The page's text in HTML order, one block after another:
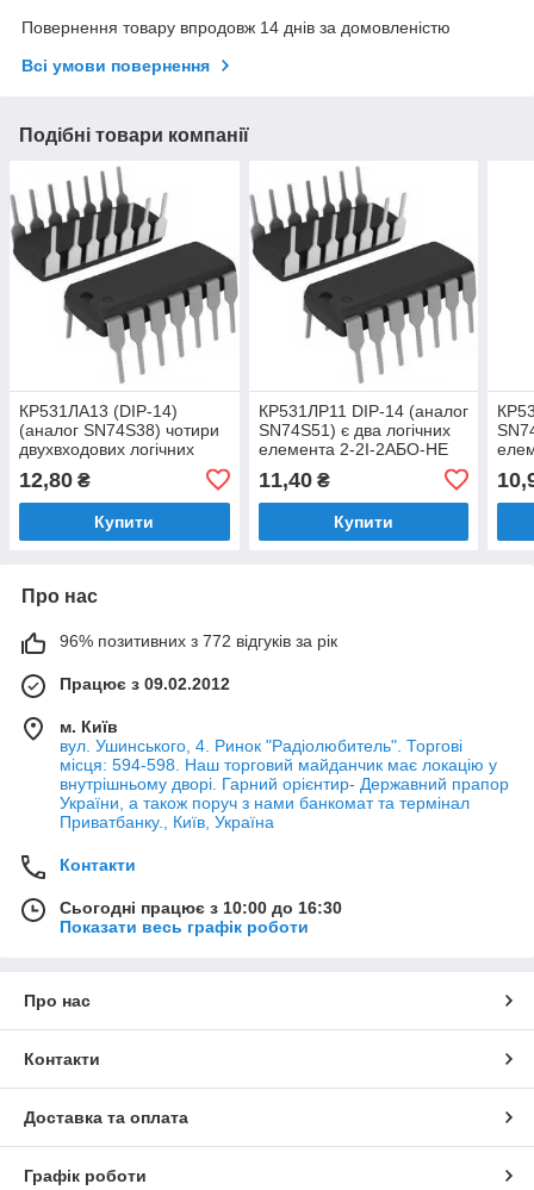
Повернення товару впродовж 14 днів за домовленістю
Всі умови повернення
Подібні товари компанії
КР531ЛА13 (DIP-14)
(аналог SN74S38) чотири
двухвходових логічних
елемента І-НЕ з відкритим
колектором
12,80 ₴
Купити
КР531ЛР11 DIP-14 (аналог
SN74S51) є два логічних
елемента 2-2І-2АБО-НЕ
11,40₴
Купити
Про нас
96% позитивних з 772 відгуків за рік
Працює з 09.02.2012
м. Київ
вул. Ушинського, 4. Ринок "Радіолюбитель". Торгові
місця: 594-598. Наш торговий майданчик має локацію у
внутрішньому дворі. Гарний орієнтир- Державний прапор
України, а також поруч з нами банкомат та термінал
Приватбанку., Київ, Україна
Контакти
Сьогодні працює з 10:00 до 16:30
Показати весь графік роботи
Про нас
Контакти
Доставка та оплата
Графік роботи